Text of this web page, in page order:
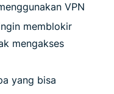
VPN
memblokir
mengakses
yang bisa